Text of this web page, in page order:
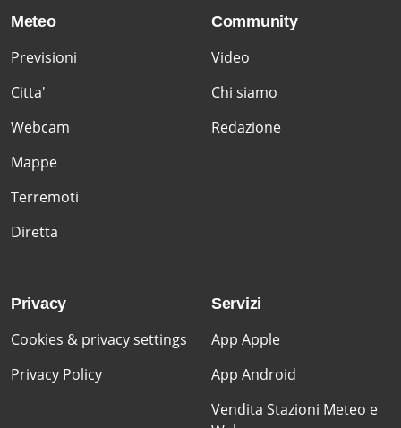
Meteo
Previsioni
Citta'
Webcam
Mappe
Terremoti
Diretta
Community
Video
Chi siamo
Redazione
Privacy
Cookies & privacy settings
Privacy Policy
Servizi
App Apple
App Android
Vendita Stazioni Meteo e